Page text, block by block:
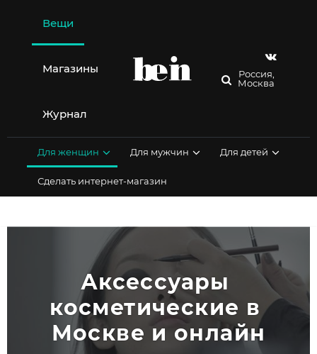
содержимому
Вещи
Магазины
Журнал
Россия,
Москва
Для женщин Для мужчин Для детей
Сделать интернет-магазин
Аксессуары
косметические в
Москве и онлайн